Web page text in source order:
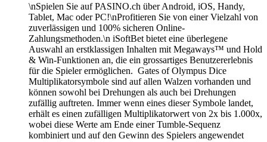
\nSpielen Sie auf PASINO.ch über Android, iOS, Handy,
Tablet, Mac oder PC!\nProfitieren Sie von einer Vielzahl von
zuverlässigen und 100% sicheren Online-
Zahlungsmethoden.\n iSoftBet bietet eine überlegene
Auswahl an erstklassigen Inhalten mit Megaways™ und Hold
& Win-Funktionen an, die ein grossartiges Benutzererlebnis
für die Spieler ermöglichen. Gates of Olympus Dice
Multiplikatorsymbole sind auf allen Walzen vorhanden und
können sowohl bei Drehungen als auch bei Drehungen
zufällig auftreten. Immer wenn eines dieser Symbole landet,
erhält es einen zufälligen Multiplikatorwert von 2x bis 1.000x,
wobei diese Werte am Ende einer Tumble-Sequenz
kombiniert und auf den Gewinn des Spielers angewendet